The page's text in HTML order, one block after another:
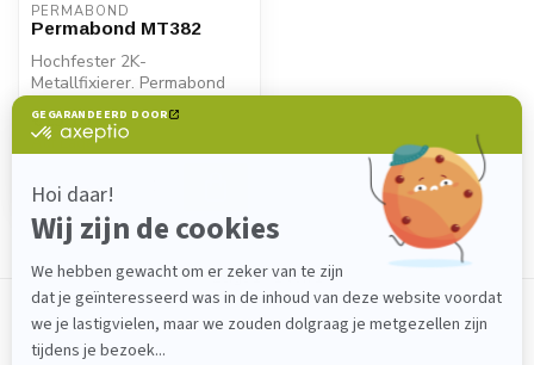
PERMABOND
Permabond MT382
Hochfester 2K-
Metallfixierer. Permabond
MT382 bietet schnelle
Haftung, strukture...
€15,10
Auf Lager
Zeige1-1von 1